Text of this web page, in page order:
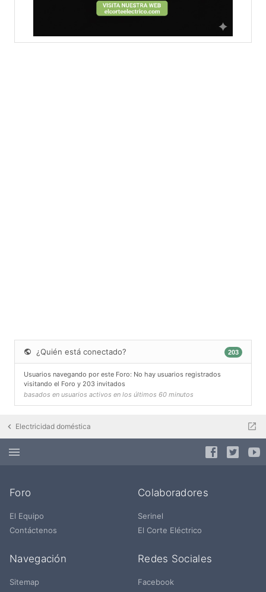
¿Quién está conectado? 203
Usuarios navegando por este Foro: No hay usuarios registrados
visitando el Foro y 203 invitados
basados en usuarios activos en los últimos 60 minutos
Electricidad doméstica
Foro
El Equipo
Contáctenos
Colaboradores
Serinel
El Corte Eléctrico
Navegación
Sitemap
Redes Sociales
Facebook